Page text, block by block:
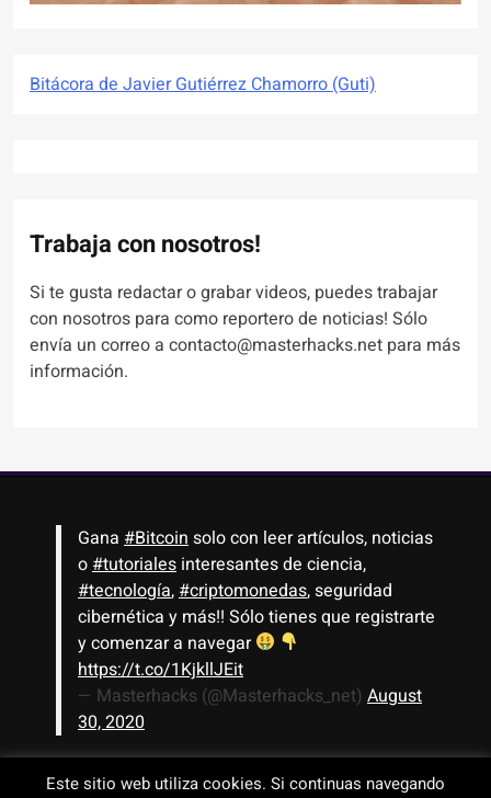
Bitácora de Javier Gutiérrez Chamorro (Guti)
Trabaja con nosotros!
Si te gusta redactar o grabar videos, puedes trabajar
con nosotros para como reportero de noticias! Sólo
envía un correo a contacto@masterhacks.net para más
información.
Gana #Bitcoin solo con leer artículos, noticias
o #tutoriales interesantes de ciencia,
#tecnología, #criptomonedas, seguridad
cibernética y más!! Sólo tienes que registrarte
y comenzar a navegar
https://t.co/1KjkllJEit
— Masterhacks (@Masterhacks_net) August
30, 2020
Este sitio web utiliza cookies. Si continuas navegando